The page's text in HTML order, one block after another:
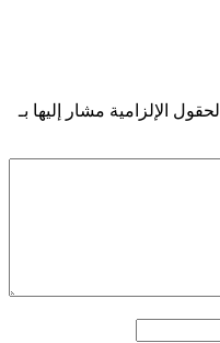
الحقول الإلزامية مشار إليها بـ